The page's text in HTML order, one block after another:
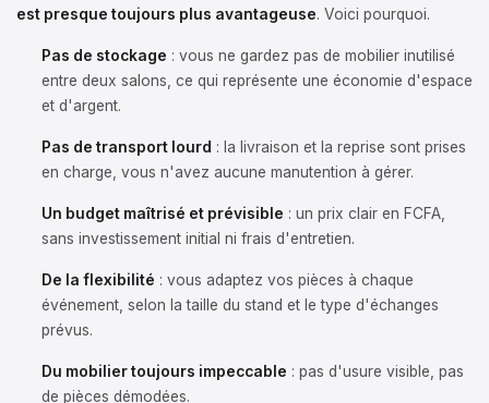
est presque toujours plus avantageuse. Voici pourquoi.
Pas de stockage : vous ne gardez pas de mobilier inutilisé
entre deux salons, ce qui représente une économie d'espace
et d'argent.
Pas de transport lourd : la livraison et la reprise sont prises
en charge, vous n'avez aucune manutention à gérer.
Un budget maîtrisé et prévisible : un prix clair en FCFA,
sans investissement initial ni frais d'entretien.
De la flexibilité : vous adaptez vos pièces à chaque
événement, selon la taille du stand et le type d'échanges
prévus.
Du mobilier toujours impeccable : pas d'usure visible, pas
de pièces démodées.